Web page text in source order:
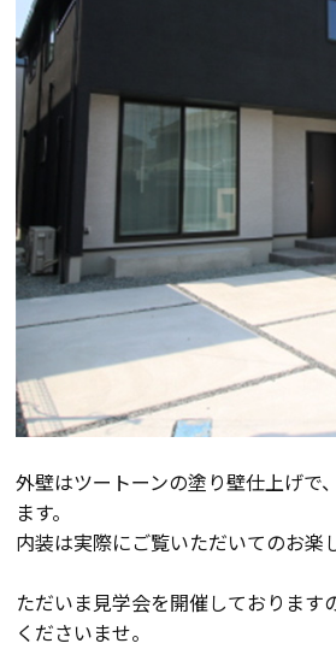
ZEH
ラインナップ
施工実績
イベント・見学会
モデルハウス紹介
会社案内
会社案内
スタ
外壁はツートーンの塗り壁仕上げで
ます。
内装は実際にご覧いただいてのお楽
ただいま見学会を開催しております
くださいませ。